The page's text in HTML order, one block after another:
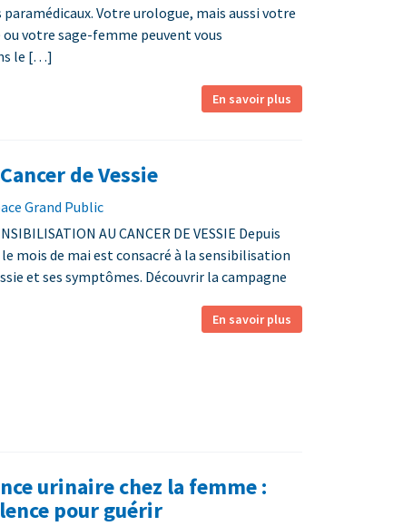
paramédicaux. Votre urologue, mais aussi votre
votre sage-femme peuvent vous
le […]
En savoir plus
de Vessie
Grand Public
AU CANCER DE VESSIE Depuis
mois de mai est consacré à la sensibilisation
et ses symptômes. Découvrir la campagne
En savoir plus
urinaire chez la femme :
pour guérir